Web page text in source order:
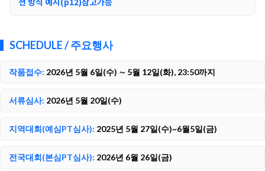
SCHEDULE / 주요행사
작품접수: 2026년 5월 6일(수) ∼ 5월 12일(화), 23:50까지
서류심사: 2026년 5월 20일(수)
지역대회(예심PT심사): 2025년 5월 27일(수)~6월5일(금)
전국대회(본심PT심사): 2026년 6월 26일(금)